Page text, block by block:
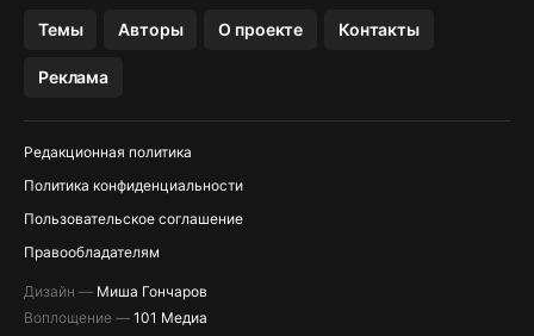
Темы Авторы О проекте Контакты
Реклама
Редакционная политика
Политика конфиденциальности
Пользовательское соглашение
Правообладателям
Дизайн — Миша Гончаров
Воплощение — 101 Медиа